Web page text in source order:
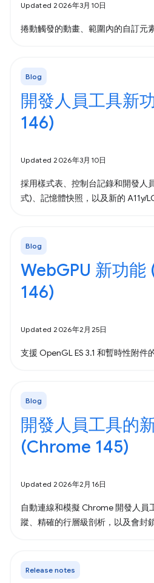
Updated 2026年3月10日
捲動觸發的動畫、範圍內的自訂元
Blog
開發人員工具新
146)
Updated 2026年3月10日
採用樣式表、控制台記錄和開發人
式)、記憶體快照，以及新的 A11y/
Blog
WebGPU 新功
146)
Updated 2026年2月25日
支援 OpenGL ES 3.1 和暫時性附件
Blog
開發人員工具的
(Chrome 145)
Updated 2026年2月16日
自動連線和模擬 Chrome 開發人員
蹤、精確的行層級剖析，以及會封
Release notes